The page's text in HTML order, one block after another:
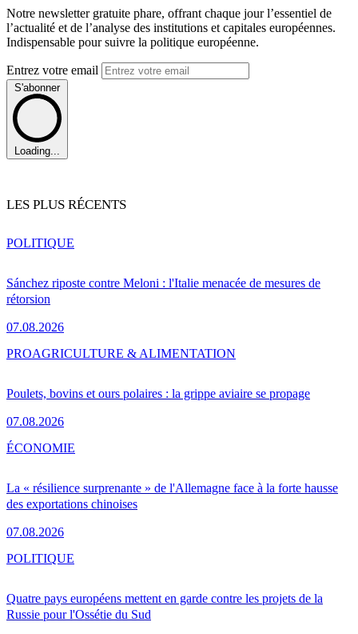
Notre newsletter gratuite phare, offrant chaque jour l’essentiel de
l’actualité et de l’analyse des institutions et capitales européennes.
Indispensable pour suivre la politique européenne.
Entrez votre email
S'abonner
Loading...
LES PLUS RÉCENTS
Sánchez riposte contre Meloni : l'Italie menacée de mesures de
rétorsion
07.08.2026
POLITIQUE
Poulets, bovins et ours polaires : la grippe aviaire se propage
07.08.2026
PROAGRICULTURE & ALIMENTATION
La « résilience surprenante » de l'Allemagne face à la forte hausse
des exportations chinoises
07.08.2026
ÉCONOMIE
Quatre pays européens mettent en garde contre les projets de la
Russie pour l'Ossétie du Sud
POLITIQUE